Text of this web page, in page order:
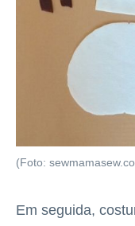
(Foto:
Em seguida,